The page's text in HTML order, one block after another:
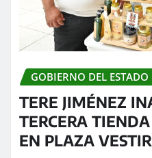
GOBIERNO DEL ESTADO
TERE JIMÉNEZ
TERCERA
EN PLAZA VESTIR